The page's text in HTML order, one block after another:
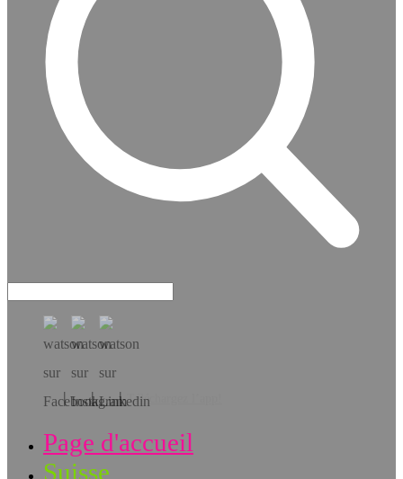
Téléchargez l’app!
Page d'accueil
Suisse